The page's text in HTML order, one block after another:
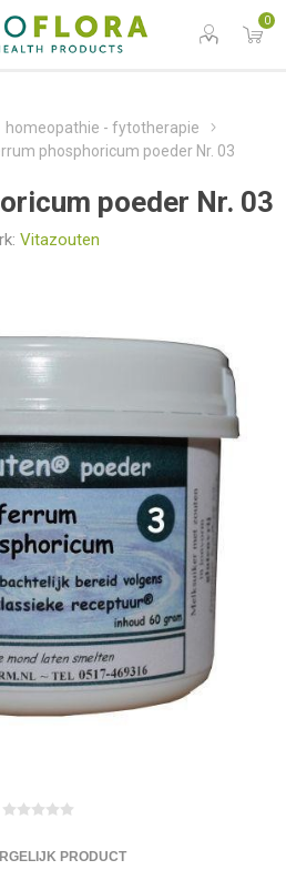
0
homeopathie - fytotherapie
phosphoricum poeder Nr. 03
poeder Nr. 03
Vitazouten
PRODUCT